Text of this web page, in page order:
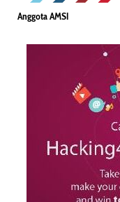
Anggota AMSI